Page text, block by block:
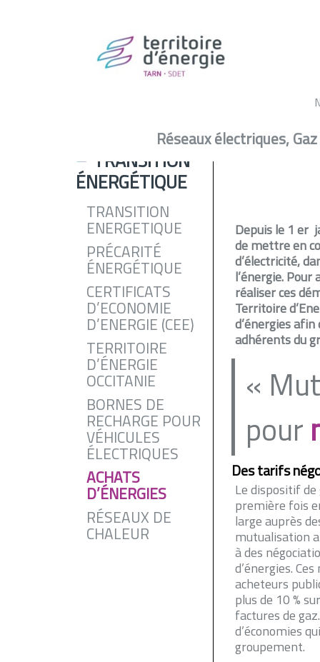
Réseaux électriques, Gaz
TRANSITION
ÉNERGÉTIQUE
TRANSITION
ENERGETIQUE
PRÉCARITÉ
ÉNERGÉTIQUE
CERTIFICATS
D’ECONOMIE
D’ENERGIE (CEE)
TERRITOIRE
D’ÉNERGIE
OCCITANIE
BORNES DE
RECHARGE POUR
VÉHICULES
ÉLECTRIQUES
ACHATS
D’ÉNERGIES
RÉSEAUX DE
CHALEUR
Depuis le 1 er
de mettre en
d’électricité,
l’énergie.
réaliser ces
Territoire
d’énergies
adhérents du
«
pour
Des tarifs
Le dispositif de
première fois
large auprès
mutualisation
à des
d’énergies.
acheteurs
plus de 10 %
factures de
d’économies
groupement.